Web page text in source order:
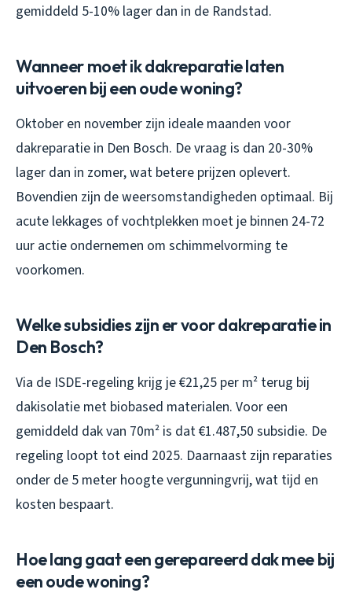
gemiddeld 5-10% lager dan in de Randstad.
Wanneer moet ik dakreparatie laten
uitvoeren bij een oude woning?
Oktober en november zijn ideale maanden voor
dakreparatie in Den Bosch. De vraag is dan 20-30%
lager dan in zomer, wat betere prijzen oplevert.
Bovendien zijn de weersomstandigheden optimaal. Bij
acute lekkages of vochtplekken moet je binnen 24-72
uur actie ondernemen om schimmelvorming te
voorkomen.
Welke subsidies zijn er voor dakreparatie in
Den Bosch?
Via de ISDE-regeling krijg je €21,25 per m² terug bij
dakisolatie met biobased materialen. Voor een
gemiddeld dak van 70m² is dat €1.487,50 subsidie. De
regeling loopt tot eind 2025. Daarnaast zijn reparaties
onder de 5 meter hoogte vergunningvrij, wat tijd en
kosten bespaart.
Hoe lang gaat een gerepareerd dak mee bij
een oude woning?